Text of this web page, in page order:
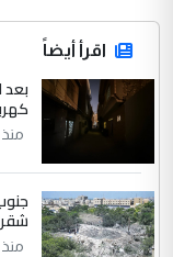
اقرأ أيضاً
بعد
منذ 20 ساعة
منذ 21 ساعة